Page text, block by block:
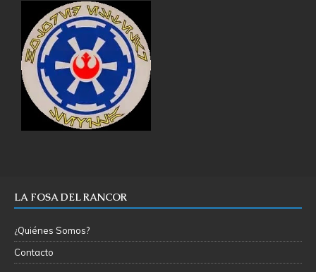
LA FOSA DEL RANCOR
¿Quiénes Somos?
Contacto